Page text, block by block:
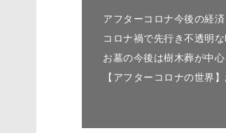
アフターコロナ今後の経済
コロナ禍で先行き不透明
お墓の今後は樹木葬が中
【アフターコロナの世界